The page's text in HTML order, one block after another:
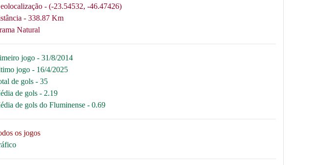
- (-23.54532, -46.47426)
- 338.87 Km
Natural
jogo - 31/8/2014
jogo - 16/4/2025
de gols - 35
de gols - 2.19
de gols do Fluminense - 0.69
os jogos